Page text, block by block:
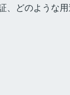
、どのような